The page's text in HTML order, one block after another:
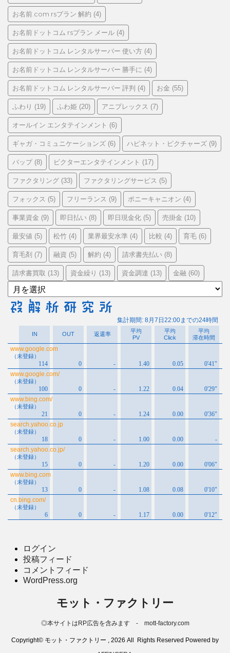
お名前.com rsプラン 解約 (4)
お名前ドットコム rsプラン メール (4)
お名前ドットコム レンタルサーバー 使い方 (4)
お名前ドットコム レンタルサーバー 勝手に (4)
お名前ドットコム レンタルサーバー 評判 (4) お金 (55)
ふわり (19) ふわ姫 (20) アニプレックス (7)
オールイン エンタテインメント (6)
ギャガ・コミュニケーションズ (6) ハピネット・ピクチャーズ (9)
バップ(8) ビクターエンタテインメント (17)
ファクタリング (33) ファクタリングサービス (5)
フォックス (5) フリーランス (9) ポニーキャニオン (4)
事業資金 (9) 即日払い (8) 即日現金化 (5) 売掛金 (10)
最安値 (5) 松竹 (4) 業界最安水準 (4) 比較 (4) 育毛 (6)
育毛剤 (7) 融資 (5) 解約 (4) 請求書先払い (8)
請求書買取 (13) 資金繰り (13) 資金調達 (13) 金融 (60)
ア
ー
カ
ログイン
投稿フィード
コメントフィード
WordPress.org
モット・ファクトリー
◎本サイトはRP広告を含みます - mott-factory.com
Copyright© モット・ファクトリー , 2026 All Rights Reserved Powered by